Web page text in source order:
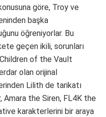
göre, Troy ve
başka
öğreniyorlar. Bu
geçen ikili, sorunları
of the Vault
olan orijinal
Lilith de tarikatı
Amara the Siren, FL4K the
karakterlerini bir araya